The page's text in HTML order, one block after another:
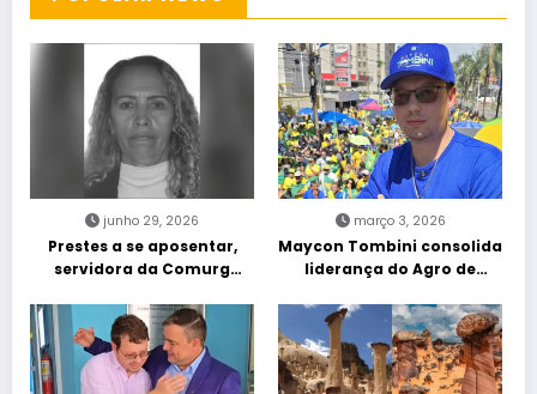
junho 29, 2026
Prestes a se aposentar,
servidora da Comurg
entra em protocolo de
morte encefálica
março 3, 2026
Maycon Tombini consolida
liderança do Agro de
“Acorda Brasil” em Goiânia